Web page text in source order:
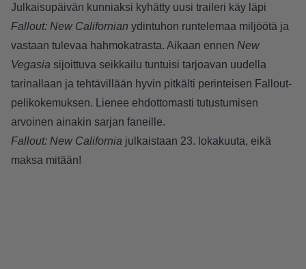
Julkaisupäivän kunniaksi kyhätty uusi traileri käy läpi
Fallout: New Californian ydintuhon runtelemaa miljöötä ja
vastaan tulevaa hahmokatrasta. Aikaan ennen New
Vegasia sijoittuva seikkailu tuntuisi tarjoavan uudella
tarinallaan ja tehtävillään hyvin pitkälti perinteisen Fallout-
pelikokemuksen. Lienee ehdottomasti tutustumisen
arvoinen ainakin sarjan faneille.
Fallout: New California julkaistaan 23. lokakuuta, eikä
maksa mitään!